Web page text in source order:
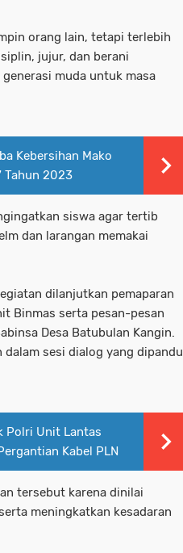
orang lain, tetapi terlebih
jujur, dan berani
muda untuk masa
Kebersihan Mako
Tahun 2023
siswa agar tertib
dan larangan memakai
dilanjutkan pemaparan
Binmas serta pesan-pesan
Desa Batubulan Kangin.
sesi dialog yang dipandu
Polri Unit Lantas
Kabel PLN
tersebut karena dinilai
meningkatkan kesadaran